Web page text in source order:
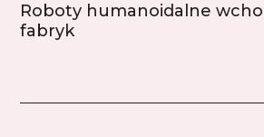
Roboty humanoidalne
fabryk